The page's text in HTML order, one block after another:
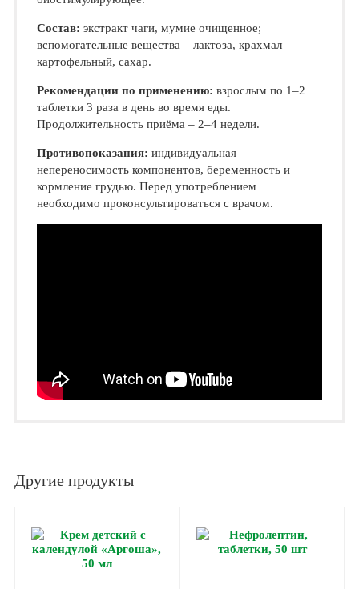
Состав: экстракт чаги, мумие очищенное;
вспомогательные вещества – лактоза, крахмал
картофельный, сахар.
Рекомендации по применению: взрослым по 1–2
таблетки 3 раза в день во время еды.
Продолжительность приёма – 2–4 недели.
Противопоказания: индивидуальная
непереносимость компонентов, беременность и
кормление грудью. Перед употреблением
необходимо проконсультироваться с врачом.
Другие продукты